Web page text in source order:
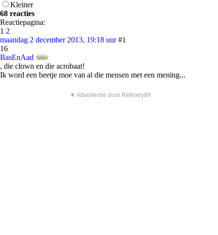
Kleiner
68 reacties
Reactiepagina:
1 2
maandag 2 december 2013, 19:18 uur #1
16
BasEnAad
, die clown en die acrobaat!
Ik word een beetje moe van al die mensen met een mening...
▼ Advertentie door Refinery89